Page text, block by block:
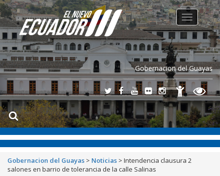
Gobernacion del Guayas
Toggle
navigation
Gobernacion del Guayas > Noticias > Intendencia clausura 2
salones en barrio de tolerancia de la calle Salinas